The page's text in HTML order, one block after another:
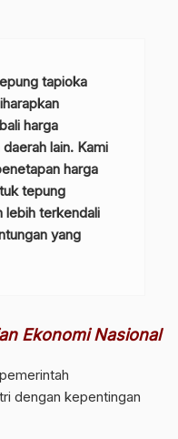
tapioka
harga
lain. Kami
harga
tepung
lebih terkendali
yang
Ekonomi Nasional
dengan kepentingan